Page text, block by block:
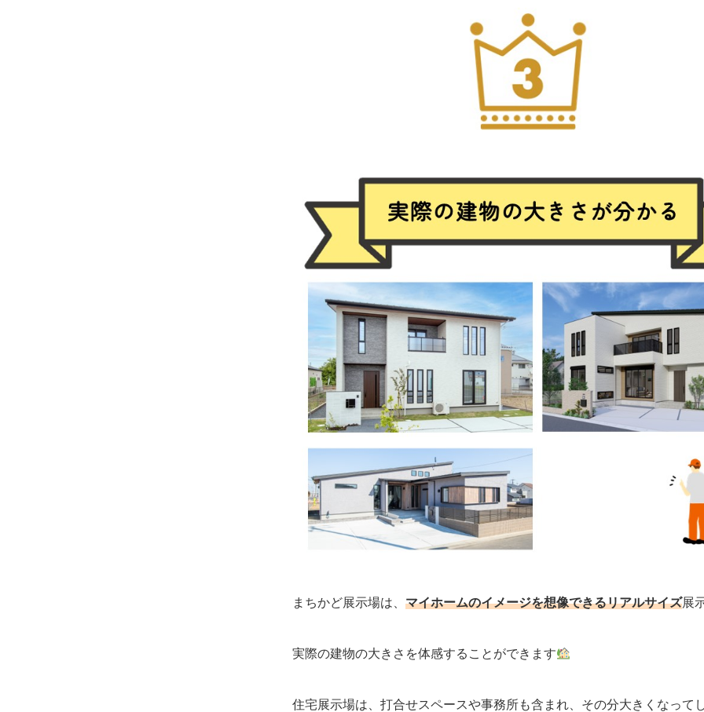
まちかど展示場は、 マイホームのイメージを想像できるリアルサイズ展
実際の建物の大きさを体感することができます
住宅展示場は、打合せスペースや事務所も含まれ、その分大きくなって